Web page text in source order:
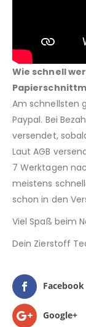
Wie schnell
Am schnellsten
Paypal. Bei
versendet,
Laut AGB
7 Werktagen
meistens
schon in den
Viel Spaß beim
Dein Zierstoff
Facebook
Google+